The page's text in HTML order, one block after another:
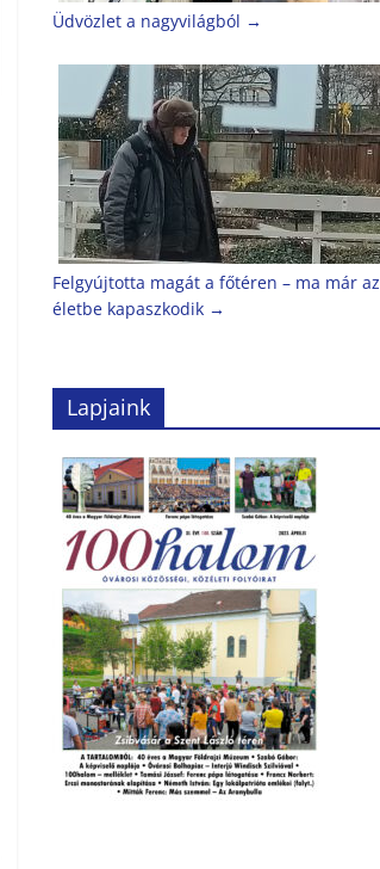
Üdvözlet a nagyvilágból →
Felgyújtotta magát a főtéren – ma már az
életbe kapaszkodik →
Lapjaink